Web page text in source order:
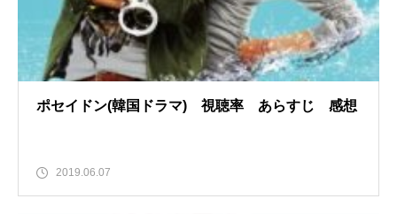
ポセイドン(韓国ドラマ) 視聴率 あらすじ 感想
2019.06.07